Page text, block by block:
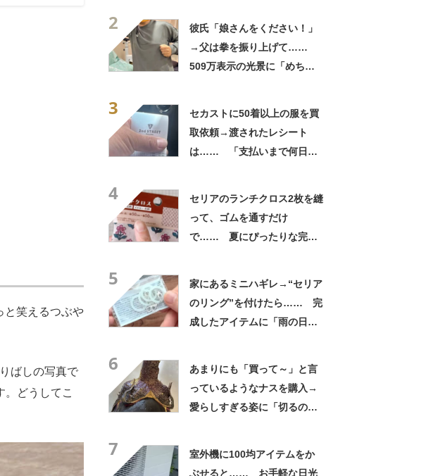
と笑えるつぶや
ばしの写真で
どうしてこ
2
彼氏「娘さんをください！」
→父は拳を振り上げて……
509万表示の光景に「めちゃ
3
セカストに50着以上の服を買
取依頼→渡されたレシート
は…… 「支払いまで何日か
4
セリアのランチクロス2枚を縫
って、ゴムを通すだけ
で…… 夏にぴったりな完成
5
家にあるミニハギレ→“セリア
のリング”を付けたら…… 完
成したアイテムに「雨の日で
6
あまりにも「買って～」と言
っているようなナスを購入→
愛らしすぎる姿に「切るのが
7
室外機に100均アイテムをか
ぶせると…… お手軽な日光